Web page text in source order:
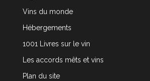
Vins du monde
Hébergements
1001 Livres sur le vin
Les accords mêts et vins
Plan du site